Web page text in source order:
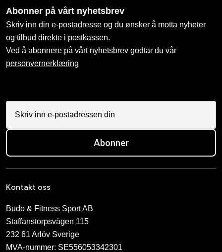
Abonner på vårt nyhetsbrev
Skriv inn din e-postadresse og du ønsker å motta nyheter
og tilbud direkte i postkassen.
Ved å abonnere på vårt nyhetsbrev godtar du vår
personvernerklæring
Abonner
Kontakt oss
Budo & Fitness Sport AB
Staffanstorpsvägen 115
232 61 Arlöv Sverige
MVA-nummer: SE556053342301